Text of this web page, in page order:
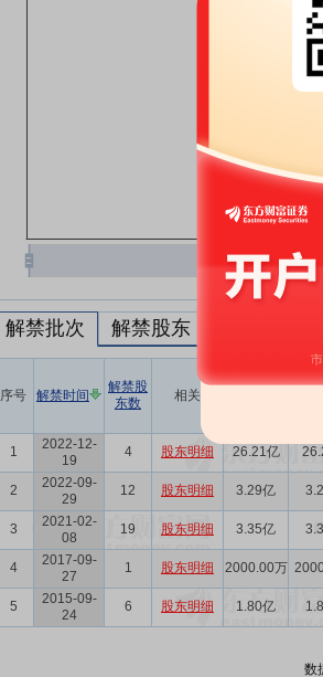
解禁批次 解禁股东
序号 解禁时间
解禁股
东数
相关
解禁数量
实际
1
2022-12-
19
4 股东明细 26.21亿
2
2022-09-
29
12 股东明细 3.29亿
3
2021-02-
08
19 股东明细 3.35亿
4
2017-09-
27
1 股东明细 2000.00万
5
2015-09-
24
6 股东明细 1.80亿
数